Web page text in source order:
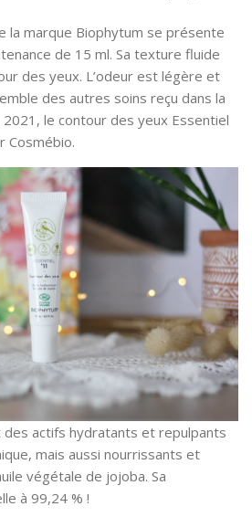
la marque Biophytum se présente
de 15 ml. Sa texture fluide
des yeux. L’odeur est légère et
des autres soins reçu dans la
le contour des yeux Essentiel
Cosmébio.
des actifs hydratants et repulpants
mais aussi nourrissants et
végétale de jojoba. Sa
à 99,24 % !